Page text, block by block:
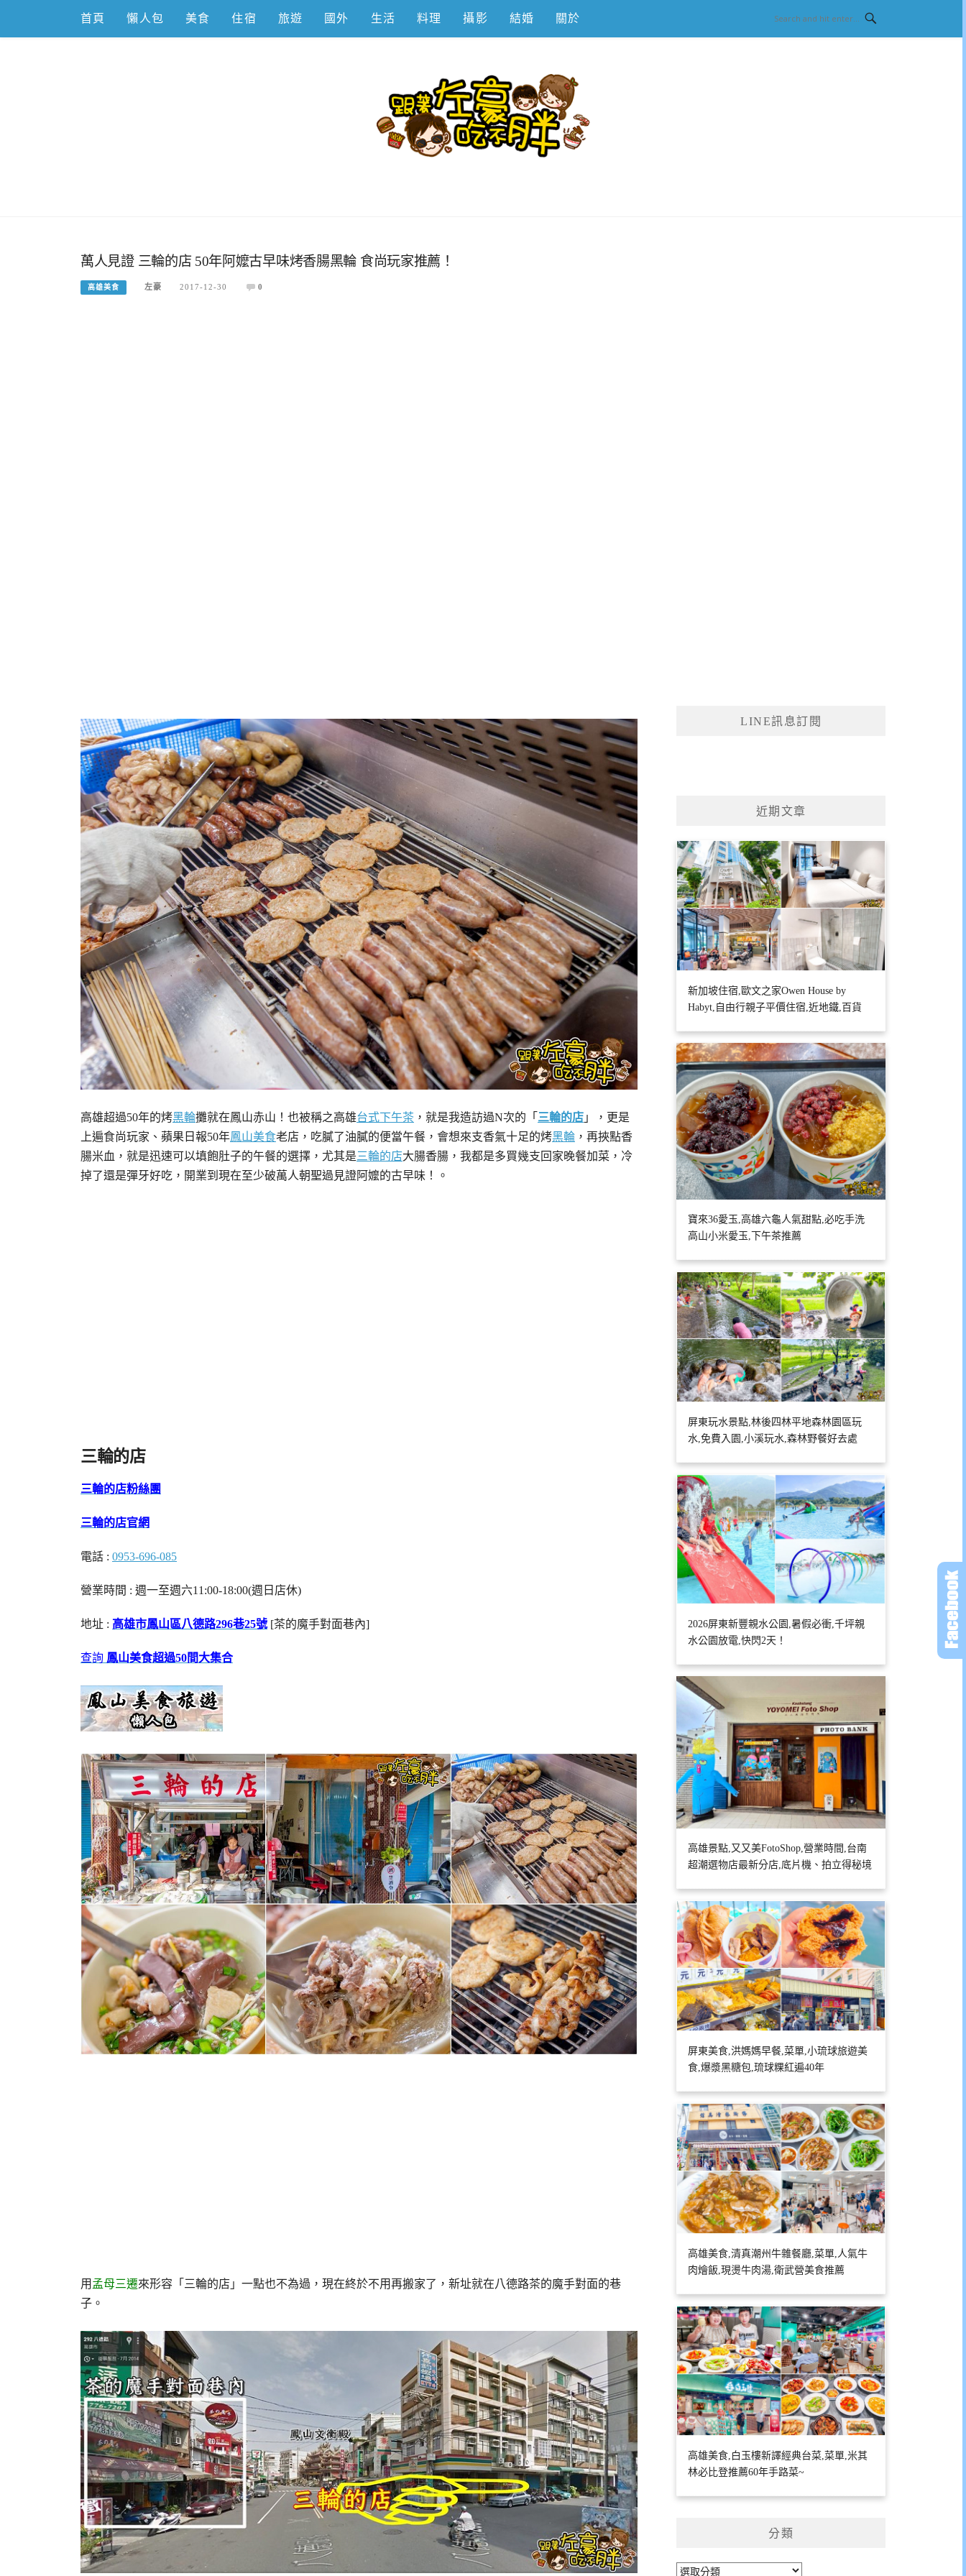
content
首頁 懶人包 美食 住宿 旅遊 國外 生活 料理 攝影 結婚 關於
萬人見證 三輪的店 50年阿嬤古早味烤香腸黑輪 食尚玩家推薦！
高雄美食 左豪 2017-12-30 0
高雄超過50年的烤黑輪攤就在鳳山赤山！也被稱之高雄台式下午茶 ，就是我造訪過N次的「 三輪的店 」，更是
上遍食尚玩家、蘋果日報50年鳳山美食老店，吃膩了油膩的便當午餐，會想來支香氣十足的烤黑輪 ，再挾點香
腸米血，就是迅速可以填飽肚子的午餐的選擇，尤其是三輪的店大腸香腸，我都是多買幾支回家晚餐加菜，冷
掉了還是彈牙好吃，開業到現在至少破萬人朝聖過見證阿嬤的古早味！。
三輪的店
三輪的店粉絲團
三輪的店官網
電話 : 0953-696-085
營業時間 : 週一至週六11:00-18:00(週日店休)
地址 : 高雄市鳳山區八德路296巷25號[茶的魔手對面巷內]
查詢 鳳山美食超過50間大集合
用 孟母三遷來形容「三輪的店」一點也不為過，現在終於不用再搬家了，新址就在八德路茶的魔手對面的巷
子。
LINE訊息訂閱
近期文章
新加坡住宿,歐文之家Owen House by
Habyt,自由行親子平價住宿,近地鐵,百貨
寶來36愛玉,高雄六龜人氣甜點,必吃手洗
高山小米愛玉,下午茶推薦
屏東玩水景點,林後四林平地森林園區玩
水,免費入園,小溪玩水,森林野餐好去處
2026屏東新豐親水公園,暑假必衝,千坪親
水公園放電,快閃2天！
高雄景點,又又美FotoShop,營業時間,台南
超潮選物店最新分店,底片機、拍立得秘境
屏東美食,洪媽媽早餐,菜單,小琉球旅遊美
食,爆漿黑糖包,琉球粿紅遍40年
高雄美食,清真潮州牛雜餐廳,菜單,人氣牛
肉燴飯,現燙牛肉湯,衛武營美食推薦
高雄美食,白玉樓新譯經典台菜,菜單,米其
林必比登推薦60年手路菜~
分類
分